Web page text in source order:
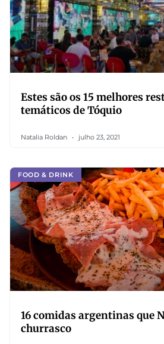
Estes são os 15 melhores
temáticos de Tóquio
Natalia Roldan julho 23, 2021
FOOD & DRINK
16 comidas argentinas que
churrasco